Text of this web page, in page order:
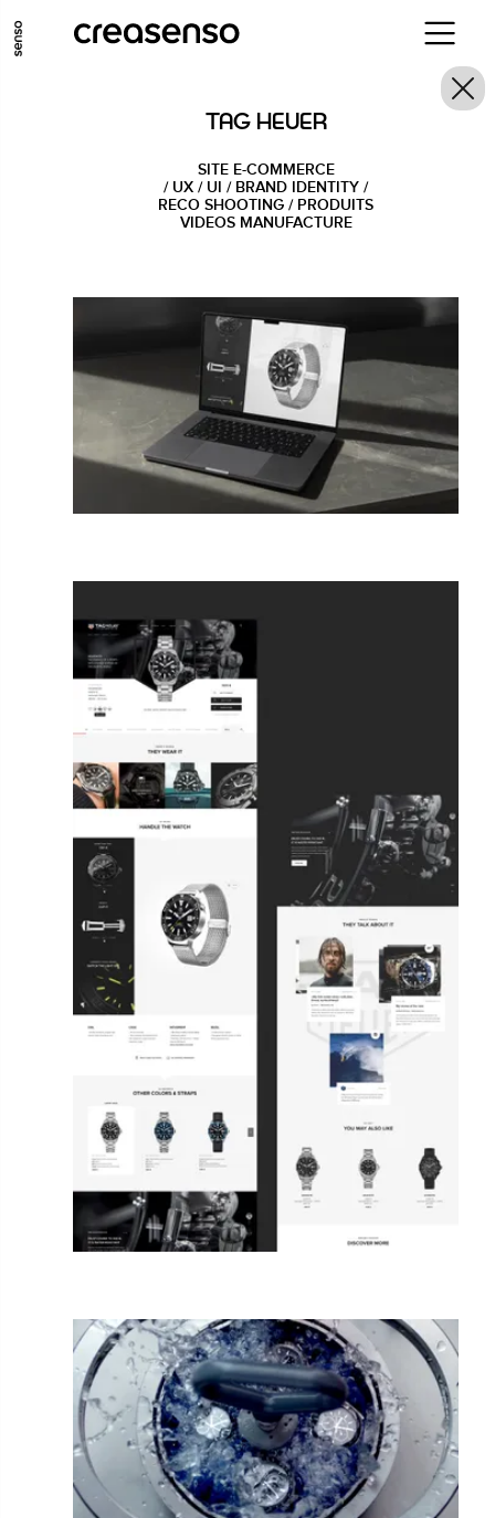
ALLER AU CONTENU PRINCIPAL
ALLER EN BAS DE PAGETAG HEUER
SITE E-COMMERCE
/ UX / UI / BRAND IDENTITY /
RECO SHOOTING / PRODUITS
VIDEOS MANUFACTURE